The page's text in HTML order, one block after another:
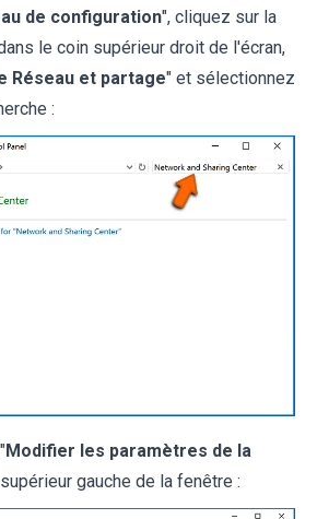
de configuration", cliquez sur la
le coin supérieur droit de l'écran,
Réseau et partage" et sélectionnez
:
Modifier les paramètres de la
gauche de la fenêtre :